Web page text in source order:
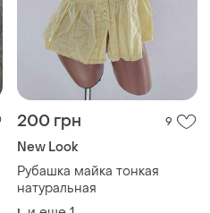
200 грн 9
New Look
Рубашка майка тонкая
натуральная